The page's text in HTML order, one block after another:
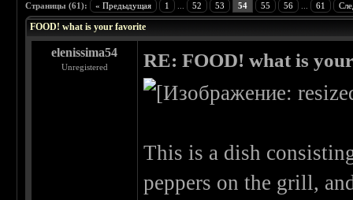
Страницы (61): « Предыдущая 1 52 53 54 55 56 61
FOOD! what is your favorite
elenissima54
Unregistered RE: FOOD! what is
This is a dish
peppers on the grill,